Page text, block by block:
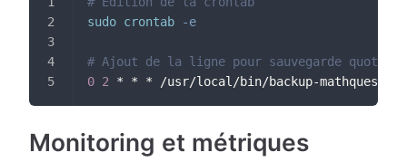
sudo crontab -e
# Ajout de la ligne pour sauvegarde
0 2 * * * /usr/local/bin/backup-mathquest.sh
Monitoring et métriques